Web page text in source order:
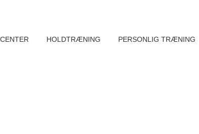
HOLDTRÆNING PERSONLIG TRÆNING